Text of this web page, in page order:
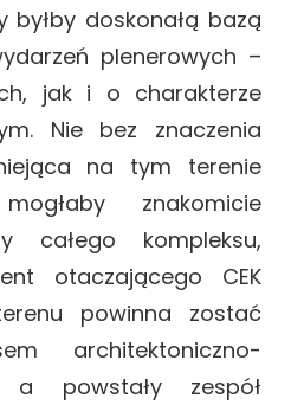
doskonałą bazą
plenerowych –
jak i o charakterze
Nie bez znaczenia
na tym terenie
znakomicie
całego kompleksu,
otaczającego CEK
powinna zostać
architektoniczno-
a powstały zespół